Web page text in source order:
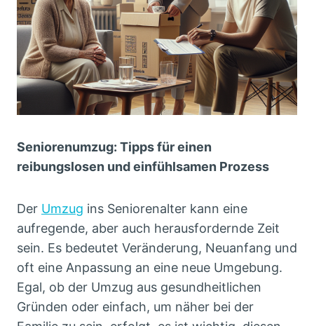
Seniorenumzug: Tipps für einen
reibungslosen und einfühlsamen Prozess
Der Umzug ins Seniorenalter kann eine
aufregende, aber auch herausfordernde Zeit
sein. Es bedeutet Veränderung, Neuanfang und
oft eine Anpassung an eine neue Umgebung.
Egal, ob der Umzug aus gesundheitlichen
Gründen oder einfach, um näher bei der